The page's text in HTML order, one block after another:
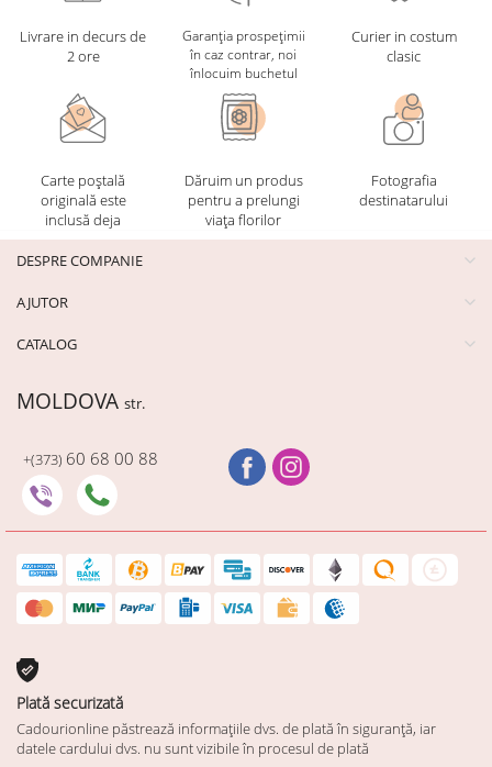
Livrare in decurs de
2 ore
Garanția prospețimii
în caz contrar, noi
înlocuim buchetul
Curier in costum
clasic
Carte poștală
originală este
inclusă deja
Dăruim un produs
pentru a prelungi
viața florilor
Fotografia
destinatarului
DESPRE COMPANIE
AJUTOR
CATALOG
MOLDOVA str.
+(373) 60 68 00 88
Plată securizată
Cadourionline păstrează informațiile dvs. de plată în siguranță, iar
datele cardului dvs. nu sunt vizibile în procesul de plată